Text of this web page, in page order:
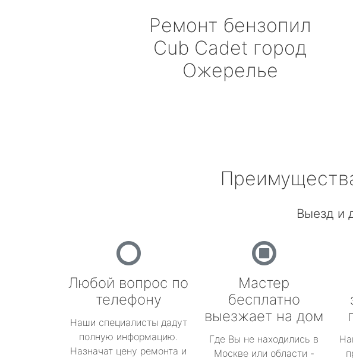
Ремонт бензопил
Cub Cadet город
Ожерелье
Выезд и
Любой вопрос по
телефону
Наши специалисты дадут
полную информацию.
Назначат цену ремонта и
Мастер
бесплатно
выезжает на дом
Где Вы не находились в
Москве или области -